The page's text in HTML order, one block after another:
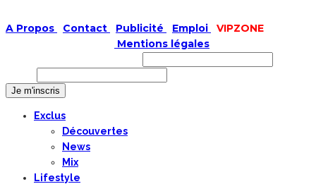
A Propos Contact Publicité Emploi
VIPZONE
Mentions légales
Exclus
Découvertes
News
Mix
Lifestyle